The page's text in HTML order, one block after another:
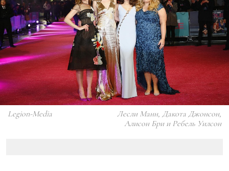
Legion-Media
Лесли Манн, Дакота Джонсон,
Алисон Бри и Ребель Уилсон